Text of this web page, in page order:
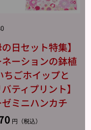
の日セット特集】
ネーションの鉢植
ちごホイップと
バティプリント】
ミニハンカチ
円（税込）